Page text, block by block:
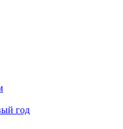
год